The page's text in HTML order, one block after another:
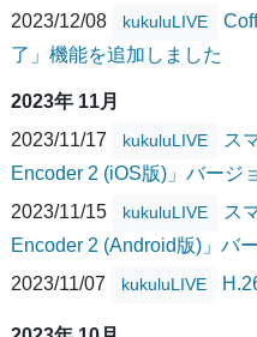
2023/12/08
kukuluLIVE
了」機能を追加しました
2023年 11月
2023/11/17
kukuluLIVE
ス
Encoder 2 (iOS版)」バージ
2023/11/15
kukuluLIVE
ス
Encoder 2 (Android版)」バ
2023/11/07
kukuluLIVE